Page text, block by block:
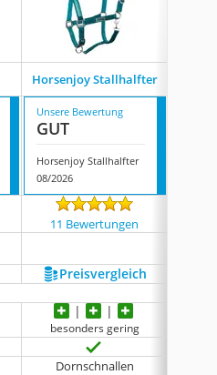
Horsenjoy Stallhalfter
Unsere Bewertung
GUT
Horsenjoy Stallhalfter
08/2026
11 Bewertungen
Preis­vergleich
besonders gering
Dornschnallen